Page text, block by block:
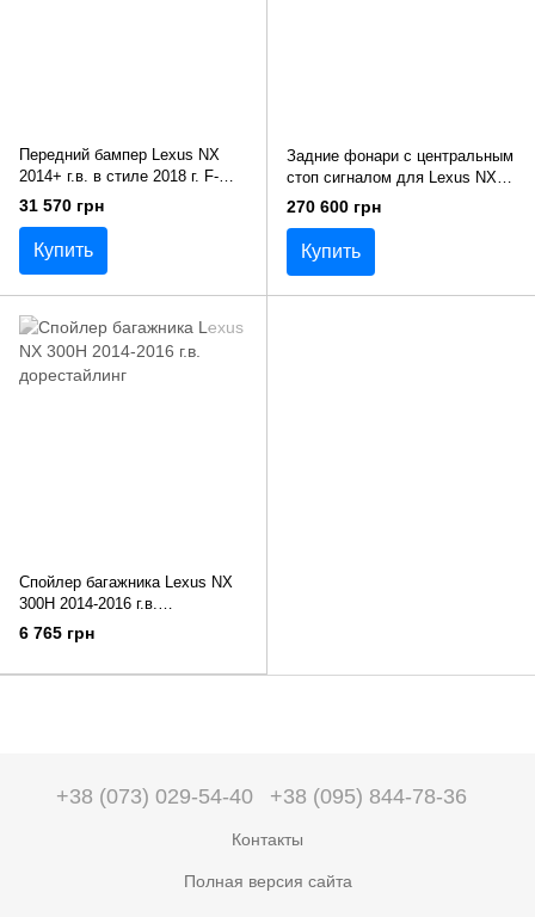
Передний бампер Lexus NX
2014+ г.в. в стиле 2018 г. F-
Sport
31 570 грн
Купить
Задние фонари с центральным
стоп сигналом для Lexus NX
2014-2021 г.в. Лексус НХ
270 600 грн
Купить
Спойлер багажника Lexus NX
300H 2014-2016 г.в.
дорестайлинг
6 765 грн
+38 (073) 029-54-40 +38 (095) 844-78-36
Контакты
Полная версия сайта